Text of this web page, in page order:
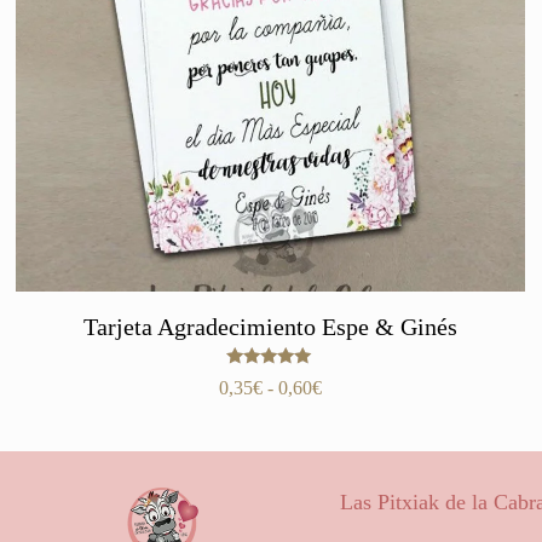
Tarjeta Agradecimiento Espe & Ginés
Valorado
con
0,35€ - 0,60€Rango
hasta
Las Pitxiak de la